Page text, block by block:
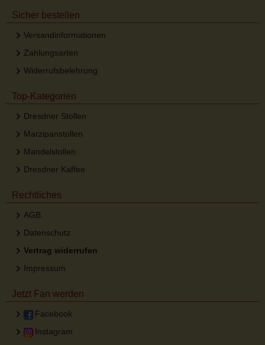
Sicher bestellen
Versandinformationen
Zahlungsarten
Widerrufsbelehrung
Top-Kategorien
Dresdner Stollen
Marzipanstollen
Mandelstollen
Dresdner Kaffee
Rechtliches
AGB
Datenschutz
Vertrag widerrufen
Impressum
Jetzt Fan werden
Facebook
Instagram